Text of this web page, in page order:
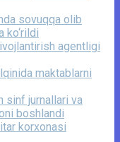
sovuqqa olib
ko‘rildi
agentligi
maktablarni
sinf jurnallari va
boshlandi
korxonasi